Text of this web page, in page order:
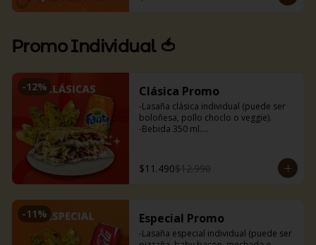
Promo Individual 🍅
-12% Clásica Promo
-Lasaña clásica individual (puede ser
boloñesa, pollo choclo o veggie).
-Bebida 350 ml.
$11.490$12.990
-11% Especial Promo
-Lasaña especial individual (puede ser